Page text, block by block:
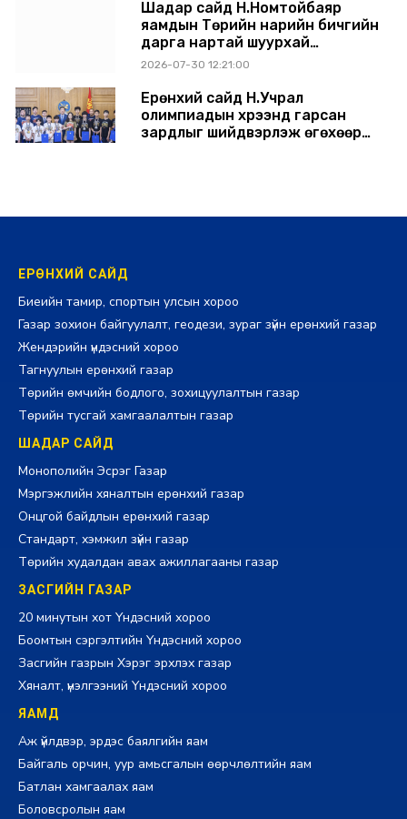
Шадар сайд Н.Номтойбаяр
яамдын Төрийн нарийн бичгийн
дарга нартай шуурхай
хуралдлаа
2026-07-30 12:21:00
Ерөнхий сайд Н.Учрал
олимпиадын хүрээнд гарсан
зардлыг шийдвэрлэж өгөхөөр
ЕРӨНХИЙ САЙД
Биеийн тамир, спортын улсын хороо
Газар зохион байгуулалт, геодези, зураг зүйн ерөнхий газар
Жендэрийн үндэсний хороо
Тагнуулын ерөнхий газар
Төрийн өмчийн бодлого, зохицуулалтын газар
Төрийн тусгай хамгаалалтын газар
ШАДАР САЙД
Монополийн Эсрэг Газар
Мэргэжлийн хяналтын ерөнхий газар
Онцгой байдлын ерөнхий газар
Стандарт, хэмжил зүйн газар
Төрийн худалдан авах ажиллагааны газар
ЗАСГИЙН ГАЗАР
20 минутын хот Үндэсний хороо
Боомтын сэргэлтийн Үндэсний хороо
Засгийн газрын Хэрэг эрхлэх газар
Хяналт, үнэлгээний Үндэсний хороо
ЯАМД
Аж үйлдвэр, эрдэс баялгийн яам
Байгаль орчин, уур амьсгалын өөрчлөлтийн яам
Батлан хамгаалах яам
Боловсролын яам